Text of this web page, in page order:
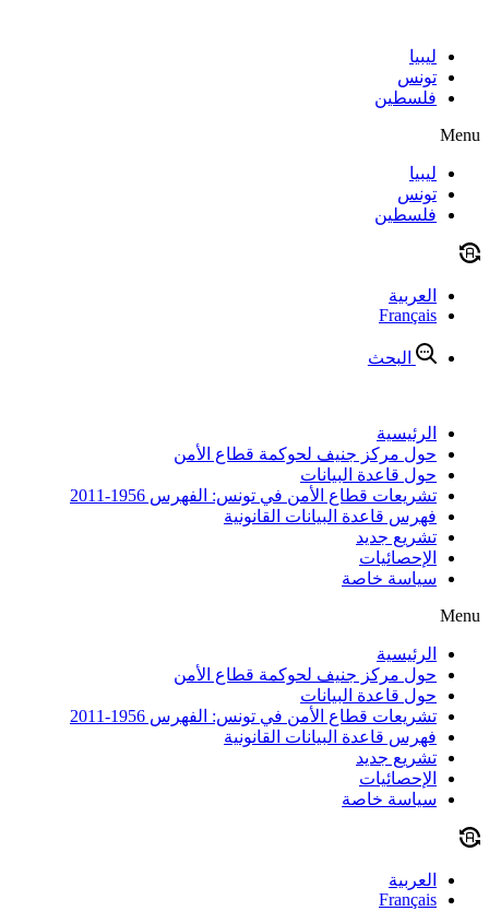
contentليبيا
تونس
فلسطين
Menu
ليبيا
تونس
فلسطين
العربية
Français
البحث
الرئيسية
حول مركز جنيف لحوكمة قطاع الأمن
حول قاعدة البيانات
تشريعات قطاع الأمن في تونس: الفهرس 1956-2011
فهرس قاعدة البيانات القانونية
تشريع جديد
الإحصائيات
سياسة خاصة
Menu
الرئيسية
حول مركز جنيف لحوكمة قطاع الأمن
حول قاعدة البيانات
تشريعات قطاع الأمن في تونس: الفهرس 1956-2011
فهرس قاعدة البيانات القانونية
تشريع جديد
الإحصائيات
سياسة خاصة
العربية
Français